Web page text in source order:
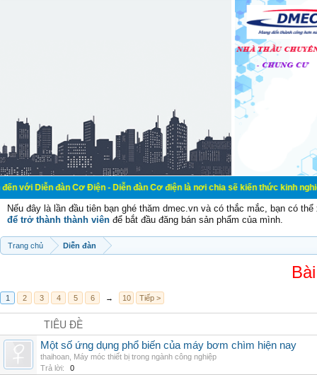
đàn Cơ Điện - Diễn đàn Cơ điện là nơi chia sẽ kiến thức kinh nghiệm
Nếu đây là lần đầu tiên bạn ghé thăm dmec.vn và có thắc mắc, bạn có
để trở thành thành viên để bắt đầu đăng bán sản phẩm của mình.
Trang chủ Diễn đàn
1 2 3 4 5 6 → 10 Tiếp >
TIÊU ĐỀ
Một số ứng dụng phổ biến của máy bơm chìm hiện nay
thaihoan Máy móc thiết bị trong ngành công nghiệp
Trả lời:
0